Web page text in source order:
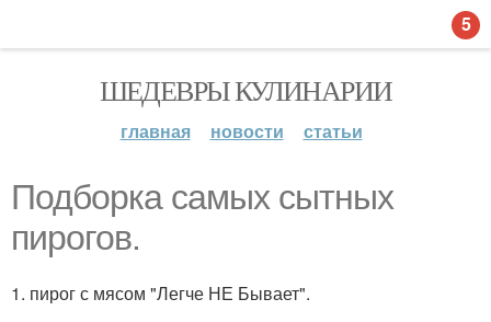
ШЕДЕВРЫ КУЛИНАРИИ
главная новости статьи
Подборка самых сытных
пирогов.
1. пирог с мясом "Легче НЕ Бывает".
5